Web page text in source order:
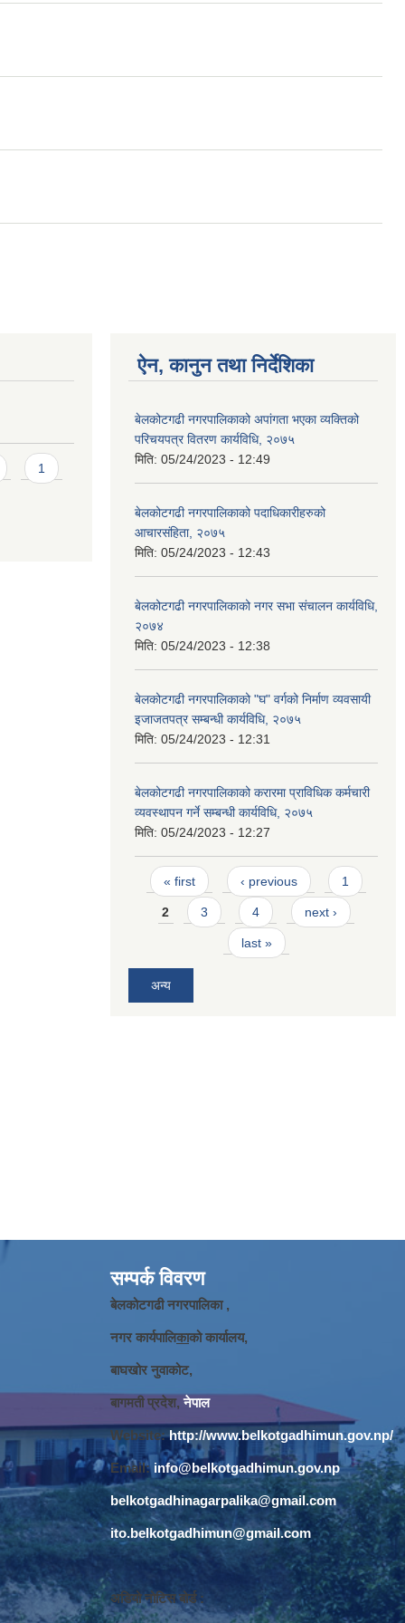
1
ऐन, कानुन तथा निर्देशिका
बेलकोटगढी नगरपालिकाको अपांगता भएका व्यक्तिको
परिचयपत्र वितरण कार्यविधि, २०७५
मिति: 05/24/2023 - 12:49
बेलकोटगढी नगरपालिकाको पदाधिकारीहरुको
आचारसंहिता, २०७५
मिति: 05/24/2023 - 12:43
बेलकोटगढी नगरपालिकाको नगर सभा संचालन कार्यविधि,
२०७४
मिति: 05/24/2023 - 12:38
बेलकोटगढी नगरपालिकाको "घ" वर्गको निर्माण व्यवसायी
इजाजतपत्र सम्बन्धी कार्यविधि, २०७५
मिति: 05/24/2023 - 12:31
बेलकोटगढी नगरपालिकाको करारमा प्राविधिक कर्मचारी
व्यवस्थापन गर्ने सम्बन्धी कार्यविधि, २०७५
मिति: 05/24/2023 - 12:27
Pages
« first ‹ previous 1
2 3 4 next ›
last »
अन्य
सम्पर्क विवरण
बेलकोटगढी नगरपालिका ,
नगर कार्यपालिकाको कार्यालय,
बाघखोर नुवाकोट,
बागमती प्रदेश, नेपाल
Website:http://www.belkotgadhimun.gov.np/
Email: info@belkotgadhimun.gov.np
belkotgadhinagarpalika@gmail.com
ito.belkotgadhimun@gmail.com
अडियो नोटिस बोर्ड :